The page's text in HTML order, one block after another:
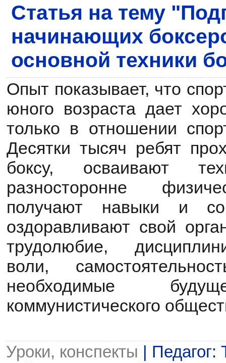
Статья на тему
начинающих
основной техники
Опыт показывает, что
юного возраста дает
только в отношении
Десятки тысяч ребят
боксу, осваивают
разносторонне
получают навыки и
оздоравливают свой
трудолюбие,
воли,
необходимые
коммунистического
Уроки, конспекты |